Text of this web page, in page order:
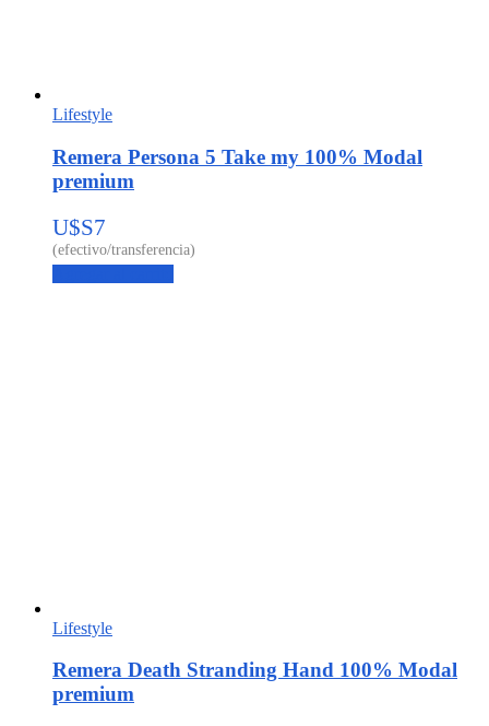
Lifestyle
Remera Persona 5 Take my 100% Modal
premium
U$S7
Lifestyle
Remera Death Stranding Hand 100% Modal
premium